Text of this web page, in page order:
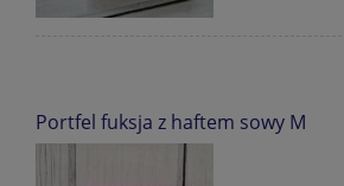
Portfel fuksja z haftem sowy M